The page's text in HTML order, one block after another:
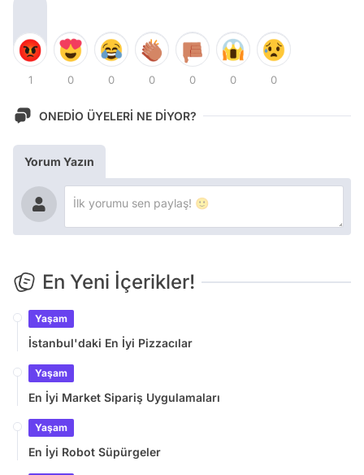
1 0 0 0 0 0 0
ONEDİO ÜYELERİ NE DİYOR?
Yorum Yazın
En Yeni İçerikler!
Yaşam
İstanbul'daki En İyi Pizzacılar
Yaşam
En İyi Market Sipariş Uygulamaları
Yaşam
En İyi Robot Süpürgeler